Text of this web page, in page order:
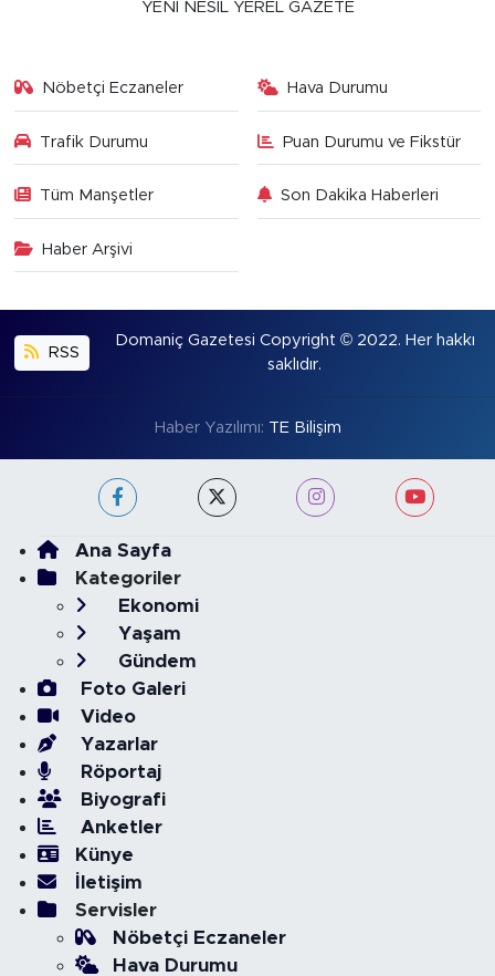
YENİ NESİL YEREL GAZETE
Nöbetçi Eczaneler Hava Durumu
Trafik Durumu Puan Durumu ve Fikstür
Tüm Manşetler Son Dakika Haberleri
Haber Arşivi
RSS
Domaniç Gazetesi Copyright © 2022. Her hakkı
saklıdır.
Haber Yazılımı: TE Bilişim
Ana Sayfa
Kategoriler
Ekonomi
Yaşam
Gündem
Foto Galeri
Video
Yazarlar
Röportaj
Biyografi
Anketler
Künye
İletişim
Servisler
Nöbetçi Eczaneler
Hava Durumu